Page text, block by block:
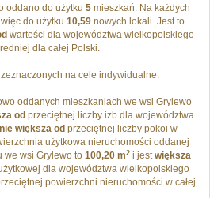
oddano do użytku 5 mieszkań. Na każdych
do użytku 10,59 nowych lokali. Jest to
wartości dla województwa wielkopolskiego
dla całej Polski.
na cele indywidualne.
oddanych mieszkaniach we wsi Grylewo
od przeciętnej liczby izb dla województwa
większa od przeciętnej liczby pokoi w
użytkowa nieruchomości oddanej
we wsi Grylewo to 100,20 m2 i jestwiększa
dla województwa wielkopolskiego
powierzchni nieruchomości w całej